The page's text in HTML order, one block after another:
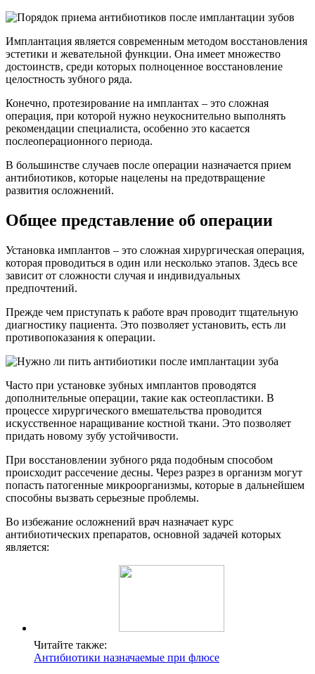
Имплантация является современным методом восстановления
эстетики и жевательной функции. Она имеет множество
достоинств, среди которых полноценное восстановление
целостность зубного ряда.
Конечно, протезирование на имплантах – это сложная
операция, при которой нужно неукоснительно выполнять
рекомендации специалиста, особенно это касается
послеоперационного периода.
В большинстве случаев после операции назначается прием
антибиотиков, которые нацелены на предотвращение
развития осложнений.
Общее представление об операции
Установка имплантов – это сложная хирургическая операция,
которая проводиться в один или несколько этапов. Здесь все
зависит от сложности случая и индивидуальных
предпочтений.
Прежде чем приступать к работе врач проводит тщательную
диагностику пациента. Это позволяет установить, есть ли
противопоказания к операции.
Часто при установке зубных имплантов проводятся
дополнительные операции, такие как остеопластики. В
процессе хирургического вмешательства проводится
искусственное наращивание костной ткани. Это позволяет
придать новому зубу устойчивости.
При восстановлении зубного ряда подобным способом
происходит рассечение десны. Через разрез в организм могут
попасть патогенные микроорганизмы, которые в дальнейшем
способны вызвать серьезные проблемы.
Во избежание осложнений врач назначает курс
антибиотических препаратов, основной задачей которых
является:
Читайте также:
Антибиотики назначаемые при флюсе